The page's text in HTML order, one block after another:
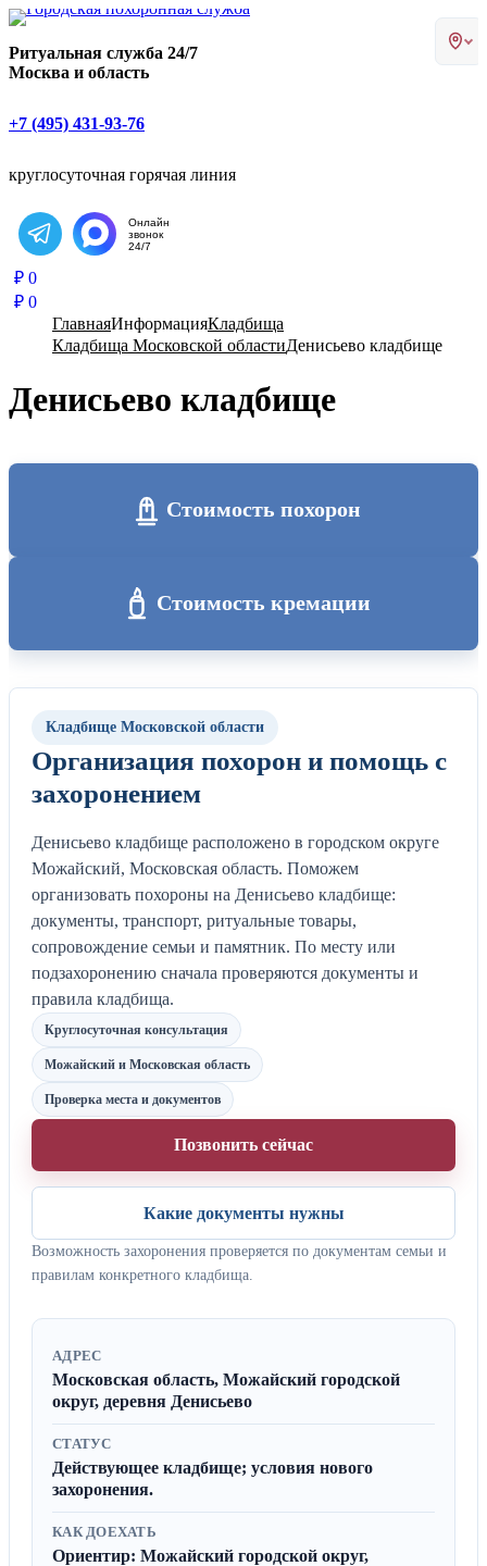
Ритуальная служба 24/7
Москва и область
+7 (495) 431-93-76
круглосуточная горячая линия
Написать в Telegram
Онлайн
звонок
24/7
₽ 0
₽ 0
ГлавнаяИнформацияКладбища
Кладбища Московской областиДенисьево кладбище
Денисьево кладбище
Стоимость похорон
Стоимость кремации
Кладбище Московской области
Организация похорон и помощь с
захоронением
Денисьево кладбище расположено в городском округе
Можайский, Московская область. Поможем
организовать похороны на Денисьево кладбище:
документы, транспорт, ритуальные товары,
сопровождение семьи и памятник. По месту или
подзахоронению сначала проверяются документы и
правила кладбища.
Круглосуточная консультация
Можайский и Московская область
Проверка места и документов
Позвонить сейчас
Какие документы нужны
Возможность захоронения проверяется по документам семьи и
правилам конкретного кладбища.
АДРЕС
Московская область, Можайский городской
округ, деревня Денисьево
СТАТУС
Действующее кладбище; условия нового
захоронения.
КАК ДОЕХАТЬ
Ориентир: Можайский городской округ,